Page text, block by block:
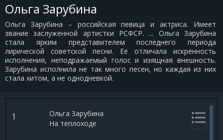
Ольга Зарубина
Ольга Зарубина – российская певица и актриса. Имеет
звание заслуженной артистки РСФСР. ... Ольга Зарубина
стала ярким представителем последнего периода
лирической советской песни. Ее отличала искренность
исполнения, неподражаемый голос и изящная внешность.
Зарубина исполнила не так много песен, но каждая из них
стала хитом, а не однодневкой.
1
Ольга Зарубина
На теплоходе